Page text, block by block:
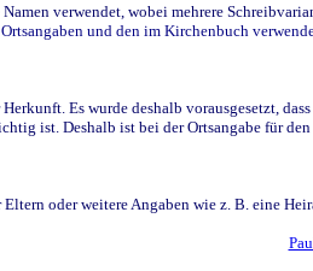
verwendet, wobei mehrere
und den im Kirchenbuch
Es wurde deshalb vorausgesetzt,
ist. Deshalb ist bei der Ortsangabe für
oder weitere Angaben wie z. B. eine